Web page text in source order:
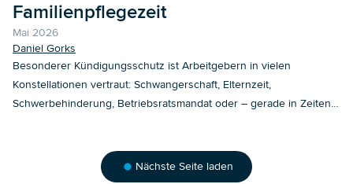
Familienpflegezeit
Mai 2026
Daniel Gorks
Besonderer Kündigungsschutz ist Arbeitgebern in vielen
Konstellationen vertraut: Schwangerschaft, Elternzeit,
Schwerbehinderung, Betriebsratsmandat oder – gerade in Zeiten
präsent ist hingegen ein weiteres, praktisch durchaus relevantes
Schutzinstrument: der besondere Kündigungsschutz im
Nächste Seite laden